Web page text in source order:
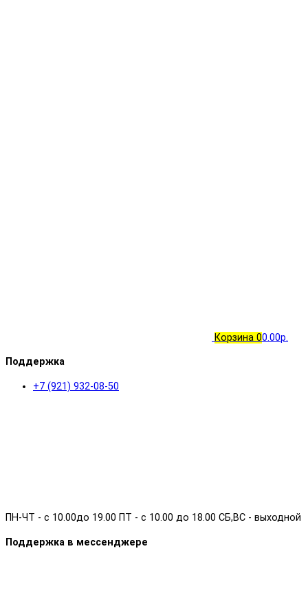
Корзина 00.00р.
Поддержка
+7 (921) 932-08-50
ПН-ЧТ - с 10.00до 19.00 ПТ - с 10.00 до 18.00 СБ,ВС - выходной
Поддержка в мессенджере